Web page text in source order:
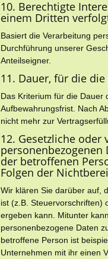
10. Berechtigte
einem Dritten
Basiert die Verarbeitung
Durchführung unserer
Anteilseigner.
11. Dauer, für die
Das Kriterium für die Dauer
Aufbewahrungsfrist. Nach
nicht mehr zur
12. Gesetzliche
der betroffenen
Folgen der
Wir klären Sie darüber auf,
ist (z.B. Steuervorschriften)
ergeben kann. Mitunter
personenbezogene Daten
betroffene Person ist
Unternehmen mit ihr einen